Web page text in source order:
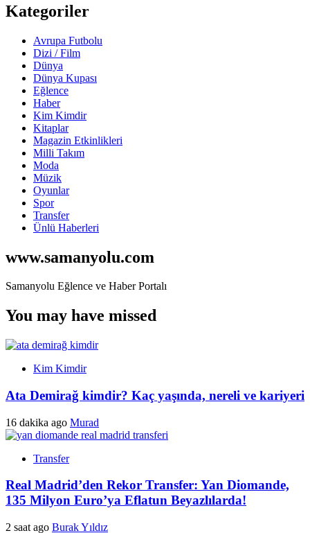
Kategoriler
Avrupa Futbolu
Dizi / Film
Dünya
Dünya Kupası
Eğlence
Haber
Kim Kimdir
Kitaplar
Magazin Etkinlikleri
Milli Takım
Moda
Müzik
Oyunlar
Spor
Transfer
Ünlü Haberleri
www.samanyolu.com
Samanyolu Eğlence ve Haber Portalı
You may have missed
Kim Kimdir
Ata Demirağ kimdir? Kaç yaşında, nereli ve kariyeri
16 dakika ago Murad
Transfer
Real Madrid’den Rekor Transfer: Yan Diomande,
135 Milyon Euro’ya Eflatun Beyazlılarda!
2 saat ago Burak Yıldız